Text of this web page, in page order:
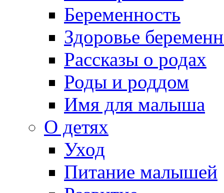
Беременность
Здоровье
Рассказы о родах
Роды и роддом
Имя для малыша
О детях
Уход
Питание малышей